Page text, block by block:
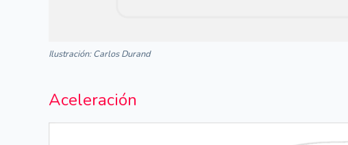
Ilustración: Carlos Durand
Aceleración